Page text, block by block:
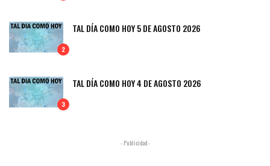
2
TAL DÍA COMO HOY 5 DE AGOSTO 2026
3
TAL DÍA COMO HOY 4 DE AGOSTO 2026
- Publicidad -